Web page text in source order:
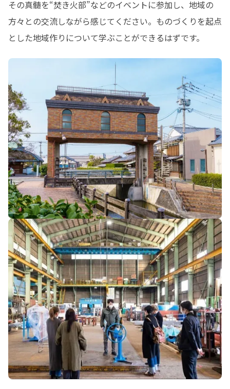
その真髄を“焚き火部”などのイベントに参加し、地域の
方々との交流しながら感じてください。ものづくりを起点
とした地域作りについて学ぶことができるはずです。